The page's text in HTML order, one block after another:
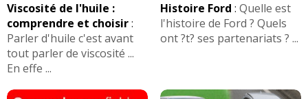
Viscosité de l'huile :
comprendre et choisir:
Parler d'huile c'est avant
tout parler de viscosité ...
En effe ...
Histoire Ford : Quelle est
l'histoire de Ford ? Quels
ont ?t? ses partenariats ? ...